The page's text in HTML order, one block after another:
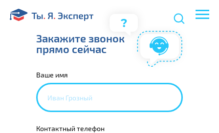
Ваше имя
Контактный телефон
Закажите звонок
прямо сейчас